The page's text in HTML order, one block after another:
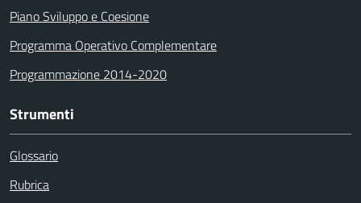
Piano Sviluppo e Coesione
Programma Operativo Complementare
Programmazione 2014-2020
Strumenti
Glossario
Rubrica